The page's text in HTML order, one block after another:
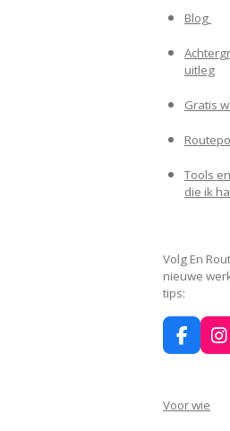
Blog
uitleg
Gratis
Tools
die ik
Volg En
nieuwe
tips:
F
a
b
I
n
Voor wie